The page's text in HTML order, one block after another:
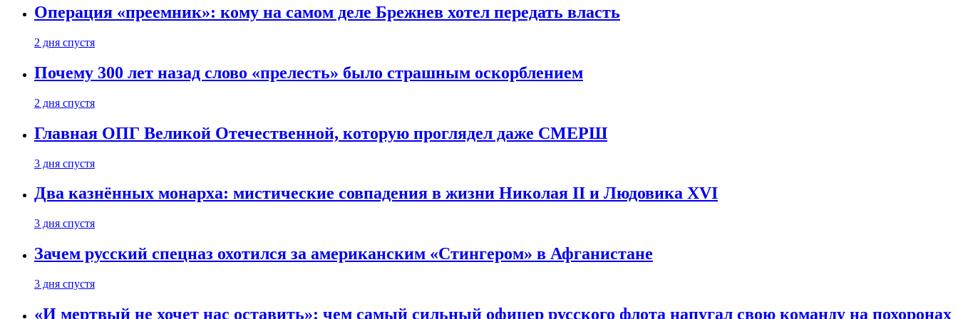
Операция «преемник»: кому на самом деле Брежнев хотел передать власть
2 дня спустя
Почему 300 лет назад слово «прелесть» было страшным оскорблением
2 дня спустя
Главная ОПГ Великой Отечественной, которую проглядел даже СМЕРШ
3 дня спустя
Два казнённых монарха: мистические совпадения в жизни Николая II и Людовика XVI
3 дня спустя
Зачем русский спецназ охотился за американским «Стингером» в Афганистане
3 дня спустя
«И мертвый не хочет нас оставить»: чем самый сильный офицер русского флота напугал свою команду на похоронах